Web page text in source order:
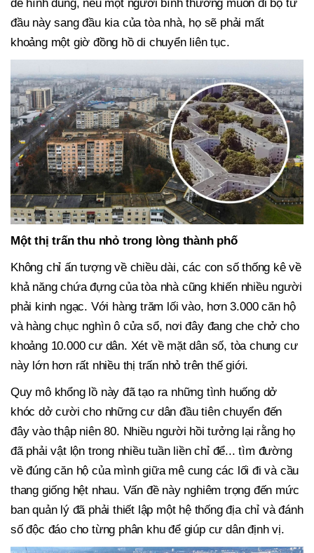
dễ hình dung, nếu một người bình thường muốn đi bộ từ
đầu này sang đầu kia của tòa nhà, họ sẽ phải mất
khoảng một giờ đồng hồ di chuyển liên tục.
Một thị trấn thu nhỏ trong lòng thành phố
Không chỉ ấn tượng về chiều dài, các con số thống kê về
khả năng chứa đựng của tòa nhà cũng khiến nhiều người
phải kinh ngạc. Với hàng trăm lối vào, hơn 3.000 căn hộ
và hàng chục nghìn ô cửa sổ, nơi đây đang che chở cho
khoảng 10.000 cư dân. Xét về mặt dân số, tòa chung cư
này lớn hơn rất nhiều thị trấn nhỏ trên thế giới.
Quy mô khổng lồ này đã tạo ra những tình huống dở
khóc dở cười cho những cư dân đầu tiên chuyển đến
đây vào thập niên 80. Nhiều người hồi tưởng lại rằng họ
đã phải vật lộn trong nhiều tuần liền chỉ để... tìm đường
về đúng căn hộ của mình giữa mê cung các lối đi và cầu
thang giống hệt nhau. Vấn đề này nghiêm trọng đến mức
ban quản lý đã phải thiết lập một hệ thống địa chỉ và đánh
số độc đáo cho từng phân khu để giúp cư dân định vị.